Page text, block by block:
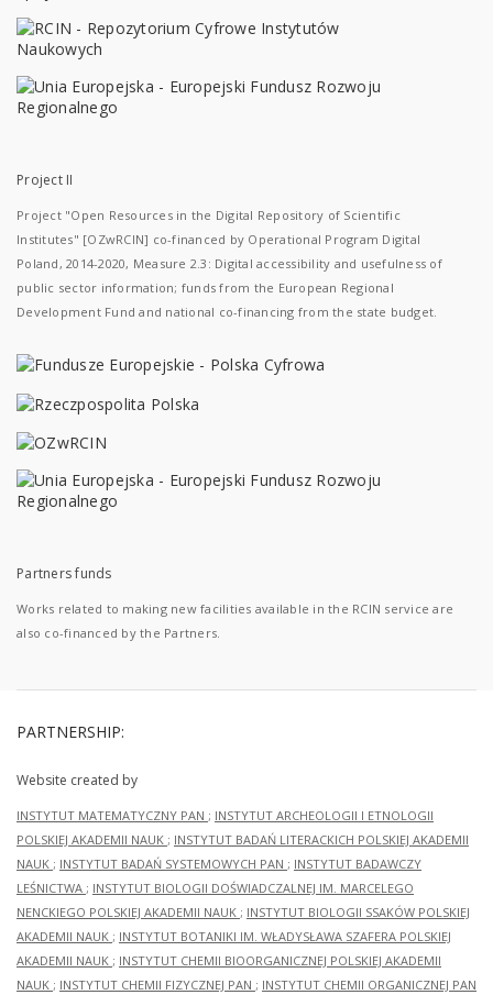
Project II
Project "Open Resources in the Digital Repository of Scientific
Institutes" [OZwRCIN] co-financed by Operational Program Digital
Poland, 2014-2020, Measure 2.3: Digital accessibility and usefulness of
public sector information; funds from the European Regional
Development Fund and national co-financing from the state budget.
Partners funds
Works related to making new facilities available in the RCIN service are
also co-financed by the Partners.
PARTNERSHIP:
Website created by
INSTYTUT MATEMATYCZNY PAN ; INSTYTUT ARCHEOLOGII I ETNOLOGII
POLSKIEJ AKADEMII NAUK ; INSTYTUT BADAŃ LITERACKICH POLSKIEJ AKADEMII
NAUK ; INSTYTUT BADAŃ SYSTEMOWYCH PAN ; INSTYTUT BADAWCZY
LEŚNICTWA ; INSTYTUT BIOLOGII DOŚWIADCZALNEJ IM. MARCELEGO
NENCKIEGO POLSKIEJ AKADEMII NAUK ; INSTYTUT BIOLOGII SSAKÓW POLSKIEJ
AKADEMII NAUK ; INSTYTUT BOTANIKI IM. WŁADYSŁAWA SZAFERA POLSKIEJ
AKADEMII NAUK ; INSTYTUT CHEMII BIOORGANICZNEJ POLSKIEJ AKADEMII
NAUK ; INSTYTUT CHEMII FIZYCZNEJ PAN ; INSTYTUT CHEMII ORGANICZNEJ PAN